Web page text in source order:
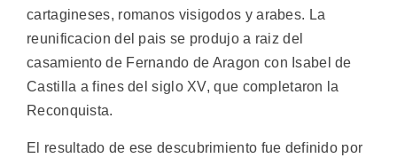
cartagineses, romanos visigodos y arabes. La
reunificacion del pais se produjo a raiz del
casamiento de Fernando de Aragon con Isabel de
Castilla a fines del siglo XV, que completaron la
Reconquista.
El resultado de ese descubrimiento fue definido por